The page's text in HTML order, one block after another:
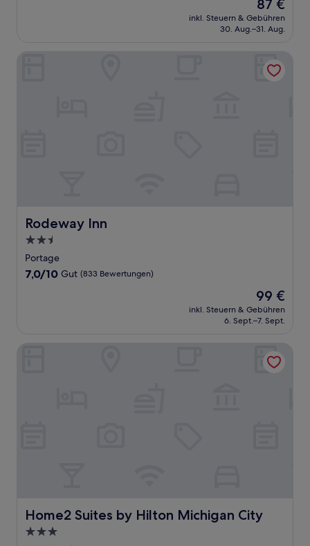
Preis
beträgt
87 €
inkl. Steuern & Gebühren
30. Aug.–31. Aug.
Rodeway Inn
Rodeway Inn
2.5-
Sterne-
Unterkunft
Portage
7.0
7,0/10 Gut (833 Bewertungen)
Der
Preis
beträgt
99 €
inkl. Steuern & Gebühren
6. Sept.–7. Sept.
Home2 Suites by Hilton Michigan City
Home2 Suites by Hilton Michigan City
3.0-